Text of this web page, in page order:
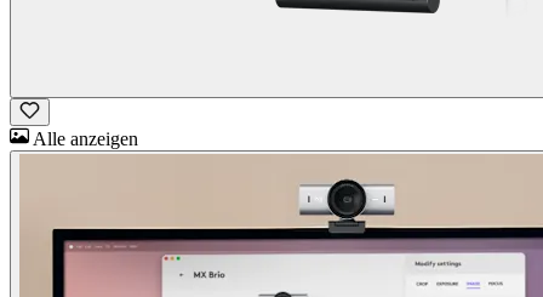
Alle anzeigen